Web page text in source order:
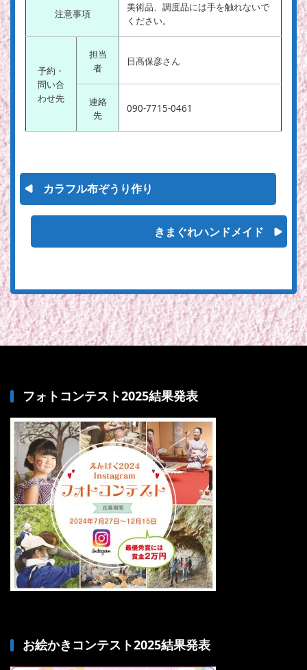
注意事項
美術品、調度品には手を触れないで
ください。
予約・
問い合
わせ先
担当
者
日髙保彦さん
連絡
先
090-7715-0461
カラフル布ぞうり作り
きまぐれハンドメイド
フォトコンテスト2025結果発表
お絵かきコンテスト2025結果発表